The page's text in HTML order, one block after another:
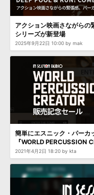
アクション映画さながらの
シリーズが新登場
2025年9月22日 10:00 by mak
簡単にエスニック・パーカ
『WORLD PERCUSSION
2021年4月2日 18:20 by kta